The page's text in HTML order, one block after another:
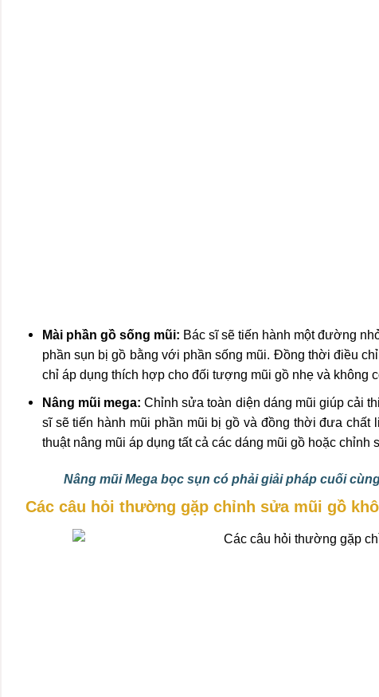
Mài phần gồ sống mũi: Bác sĩ sẽ tiến hành một đường
phần sụn bị gồ bằng với phần sống mũi. Đồng thời điều
chỉ áp dụng thích hợp cho đối tượng mũi gồ nhẹ và không
Nâng mũi mega: Chỉnh sửa toàn diện dáng mũi giúp cải
sĩ sẽ tiến hành mũi phần mũi bị gồ và đồng thời đưa
thuật nâng mũi áp dụng tất cả các dáng mũi gồ hoặc chỉnh
Nâng mũi Mega bọc sụn có phải giải pháp cuối
Các câu hỏi thường gặp chỉnh sửa mũi gồ